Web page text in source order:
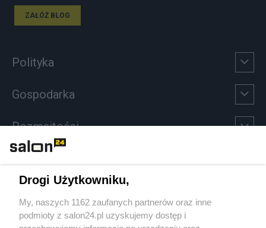
ZAŁÓŻ BLOG
Polityka
Gospodarka
Rozmaitości
Sport
Społeczeństwo
Drogi Użytkowniku,
My, naszych 1162 zaufanych partnerów oraz inne
podmioty z salon24.pl uzyskujemy dostęp i